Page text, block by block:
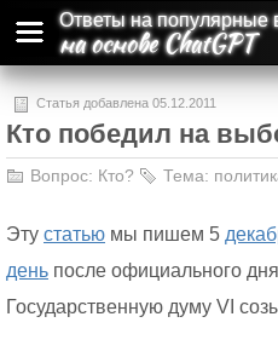
Ответы на популярные
на основе ChatGPT
Статья добавлена 05.12.2011
Кто победил на
Вопрос: Кто? Тема:
Эту статью мы пишем 5
день после официального дня
Государственную думу VI